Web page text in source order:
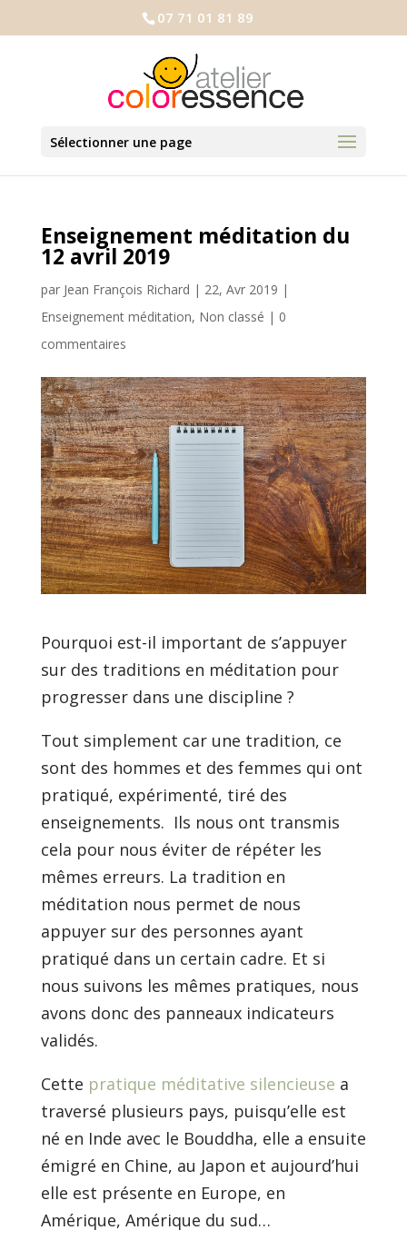
07 71 01 81 89
Sélectionner une page
Enseignement méditation du
12 avril 2019
par Jean François Richard | 22, Avr 2019 |
Enseignement méditation, Non classé | 0
commentaires
Pourquoi est-il important de s’appuyer
sur des traditions en méditation pour
progresser dans une discipline ?
Tout simplement car une tradition, ce
sont des hommes et des femmes qui ont
pratiqué, expérimenté, tiré des
enseignements. Ils nous ont transmis
cela pour nous éviter de répéter les
mêmes erreurs. La tradition en
méditation nous permet de nous
appuyer sur des personnes ayant
pratiqué dans un certain cadre. Et si
nous suivons les mêmes pratiques, nous
avons donc des panneaux indicateurs
validés.
Cette pratique méditative silencieuse a
traversé plusieurs pays, puisqu’elle est
né en Inde avec le Bouddha, elle a ensuite
émigré en Chine, au Japon et aujourd’hui
elle est présente en Europe, en
Amérique, Amérique du sud…